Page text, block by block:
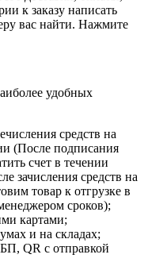
к заказу написать
вас найти. Нажмите
удобных
средств на
(После подписания
счет в течении
зачисления средств на
товар к отгрузке в
сроков);
картами;
и на складах;
QR с отправкой